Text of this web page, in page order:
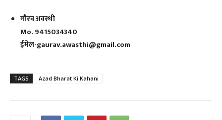
गौरव अवस्थी
Mo. 9415034340
ईमेल-gaurav.awasthi@gmail.com
TAGS Azad Bharat Ki Kahani